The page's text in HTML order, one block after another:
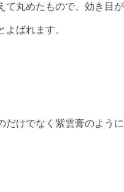
て丸めたもので、効き目
よばれます。
だけでなく紫雲膏のよう